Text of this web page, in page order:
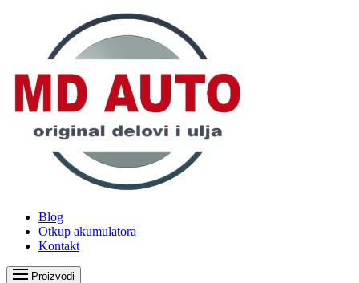
Blog
Otkup akumulatora
Kontakt
Proizvodi